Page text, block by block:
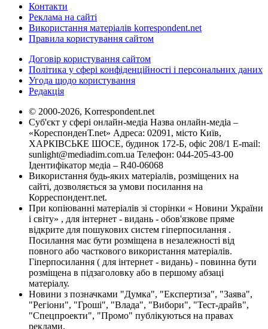
Контакти
Реклама на сайті
Використання матеріалів korrespondent.net
Правила користування сайтом
Договір користування сайтом
Політика у сфері конфіденційності і персональних даних
Угода щодо користування
Редакція
© 2000-2026, Korrespondent.net
Суб'єкт у сфері онлайн-медіа Назва онлайн-медіа –
«КореспонденТ.net» Адреса: 02091, місто Київ,
ХАРКІВСЬКЕ ШОСЕ, будинок 172-Б, офіс 208/1 E-mail:
sunlight@mediadim.com.ua Телефон: 044-205-43-00
Ідентифікатор медіа – R40-06068
Використання будь-яких матеріалів, розміщених на
сайті, дозволяється за умови посилання на
Корреспондент.net.
При копіюванні матеріалів зі сторінки « Новини України
і світу» , для інтернет - видань - обов'язкове пряме
відкрите для пошукових систем гіперпосилання .
Посилання має бути розміщена в незалежності від
повного або часткового використання матеріалів.
Гіперпосилання ( для інтернет - видань) - повинна бути
розміщена в підзаголовку або в першому абзаці
матеріалу.
Новини з позначками "Думка", "Експертиза", "Заява",
"Регіони", "Гроші", "Влада", "Вибори", "Тест-драйв",
"Спецпроекти", "Промо" публікуються на правах
реклами.